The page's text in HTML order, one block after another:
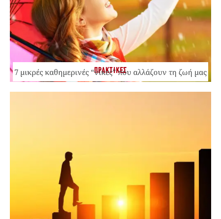
ΠΡΑΚΤΙΚΕΣ
7 μικρές καθημερινές “νίκες” που αλλάζουν τη ζωή μας